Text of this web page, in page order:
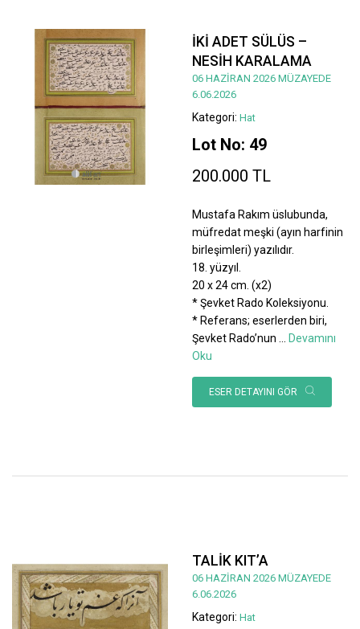
İKİ ADET SÜLÜS –
NESİH KARALAMA
06 HAZİRAN 2026 MÜZAYEDE
6.06.2026
Kategori: Hat
Lot No: 49
200.000 TL
Mustafa Rakım üslubunda,
müfredat meşki (ayın harfinin
birleşimleri) yazılıdır.
18. yüzyıl.
20 x 24 cm. (x2)
* Şevket Rado Koleksiyonu.
* Referans; eserlerden biri,
Şevket Rado’nun
Devamını
Oku
ESER DETAYINI GÖR
TALİK KIT’A
06 HAZİRAN 2026 MÜZAYEDE
6.06.2026
Kategori: Hat